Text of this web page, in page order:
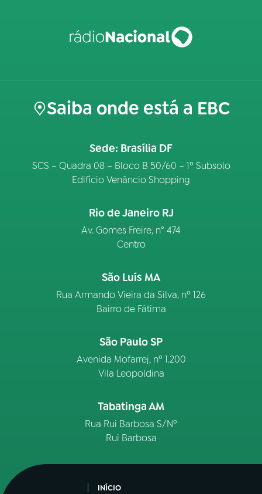
Saiba onde está a EBC
Sede: Brasília DF
SCS – Quadra 08 – Bloco B 50/60 – 1º Subsolo
Edifício Venâncio Shopping
Rio de Janeiro RJ
Av. Gomes Freire, n° 474
Centro
São Luís MA
Rua Armando Vieira da Silva, nº 126
Bairro de Fátima
São Paulo SP
Avenida Mofarrej, nº 1.200
Vila Leopoldina
Tabatinga AM
Rua Rui Barbosa S/Nº
Rui Barbosa
INÍCIO